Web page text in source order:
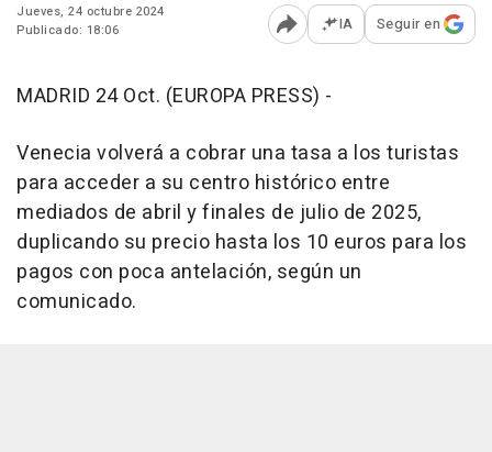
Jueves, 24 octubre 2024
Publicado: 18:06
Abrir opciones para
IA Seguir en
MADRID 24 Oct. (EUROPA PRESS) -
Venecia volverá a cobrar una tasa a los turistas
para acceder a su centro histórico entre
mediados de abril y finales de julio de 2025,
duplicando su precio hasta los 10 euros para los
pagos con poca antelación, según un
comunicado.